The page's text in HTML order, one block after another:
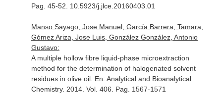
Pag. 45-52. 10.5923/j.jlce.20160403.01
Manso Sayago, Jose Manuel, García Barrera, Tamara,
Gómez Ariza, Jose Luis, González González, Antonio
Gustavo:
A multiple hollow fibre liquid-phase microextraction
method for the determination of halogenated solvent
residues in olive oil. En: Analytical and Bioanalytical
Chemistry. 2014. Vol. 406. Pag. 1567-1571